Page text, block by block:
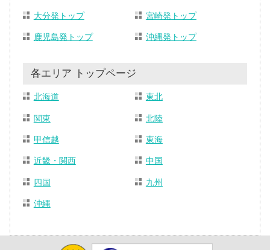
大分発トップ 宮崎発トップ
鹿児島発トップ 沖縄発トップ
各エリア トップページ
北海道 東北
関東 北陸
甲信越 東海
近畿・関西 中国
四国 九州
沖縄